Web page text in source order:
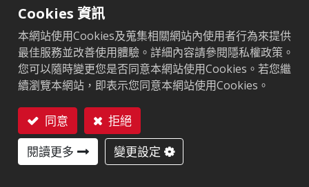
讓我們一起解決您的 RFID 挑戰
我們的專業團隊隨時準備與您深入討論需求，並依照產
聯絡我們
Cookies 資訊
本網站使用Cookies及蒐集相關網站內使用者行為來提供
最佳服務並改善使用體驗。詳細內容請參閱隱私權政策。
您可以隨時變更您是否同意本網站使用Cookies。若您繼
續瀏覽本網站，即表示您同意本網站使用Cookies。
同意
拒絕
閱讀更多
變更設定